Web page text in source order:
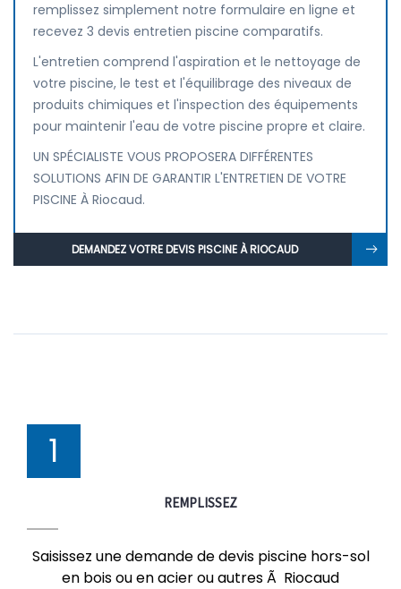
remplissez simplement notre formulaire en ligne et
recevez 3 devis entretien piscine comparatifs.
L'entretien comprend l'aspiration et le nettoyage de
votre piscine, le test et l'équilibrage des niveaux de
produits chimiques et l'inspection des équipements
pour maintenir l'eau de votre piscine propre et claire.
UN SPÉCIALISTE VOUS PROPOSERA DIFFÉRENTES
SOLUTIONS AFIN DE GARANTIR L'ENTRETIEN DE VOTRE
PISCINE À Riocaud.
DEMANDEZ VOTRE DEVIS PISCINE À RIOCAUD
1
REMPLISSEZ
Saisissez une demande de devis piscine hors-sol
en bois ou en acier ou autres Ã Riocaud